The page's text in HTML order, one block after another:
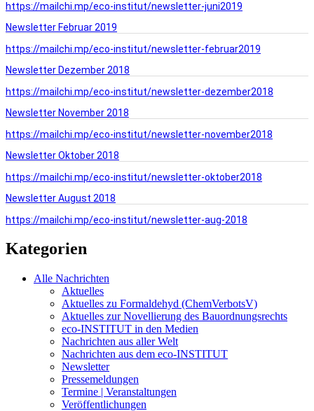
https://mailchi.mp/eco-institut/newsletter-juni2019
Newsletter Februar 2019
https://mailchi.mp/eco-institut/newsletter-februar2019
Newsletter Dezember 2018
https://mailchi.mp/eco-institut/newsletter-dezember2018
Newsletter November 2018
https://mailchi.mp/eco-institut/newsletter-november2018
Newsletter Oktober 2018
https://mailchi.mp/eco-institut/newsletter-oktober2018
Newsletter August 2018
https://mailchi.mp/eco-institut/newsletter-aug-2018
Kategorien
Alle Nachrichten
Aktuelles
Aktuelles zu Formaldehyd (ChemVerbotsV)
Aktuelles zur Novellierung des Bauordnungsrechts
eco-INSTITUT in den Medien
Nachrichten aus aller Welt
Nachrichten aus dem eco-INSTITUT
Newsletter
Pressemeldungen
Termine | Veranstaltungen
Veröffentlichungen